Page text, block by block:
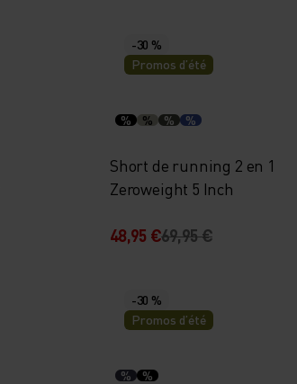
-30 %
Promos d’été
% % % %
Short de running 2 en 1
Zeroweight 5 Inch
48,95 €69,95 €
-30 %
Promos d’été
% %